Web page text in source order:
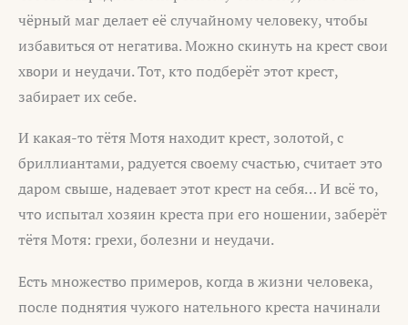
чёрный маг делает её случайному человеку, чтобы
избавиться от негатива. Можно скинуть на крест свои
хвори и неудачи. Тот, кто подберёт этот крест,
забирает их себе.
И какая-то тётя Мотя находит крест, золотой, с
бриллиантами, радуется своему счастью, считает это
даром свыше, надевает этот крест на себя… И всё то,
что испытал хозяин креста при его ношении, заберёт
тётя Мотя: грехи, болезни и неудачи.
Есть множество примеров, когда в жизни человека,
после поднятия чужого нательного креста начинали